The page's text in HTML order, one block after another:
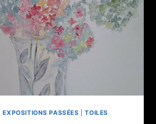
|EXPOSITIONS PASSÉES |TOILES